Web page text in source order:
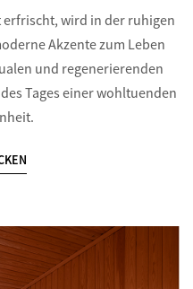
erfrischt, wird in der ruhigen
Akzente zum Leben
und regenerierenden
Tages einer wohltuenden